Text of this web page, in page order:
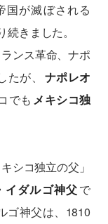
国が滅ぼされる
きました。
ンス革命、ナポ
が、
ナポレオ
でも メキシコ独
シコ独立の父」
イダルゴ神父で
ゴ神父は、1810